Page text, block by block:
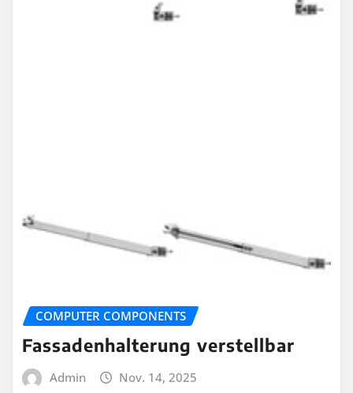
COMPUTER COMPONENTS
Fassadenhalterung verstellbar
Admin Nov. 14, 2025